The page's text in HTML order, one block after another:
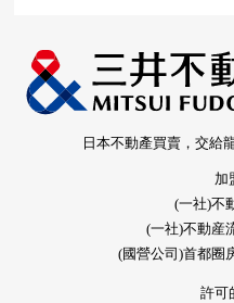
日本不動產買賣，交給
加
(一社)不
(一社)不動産
(國營公司)首都圈
許可